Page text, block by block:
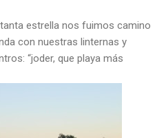
estrella nos fuimos camino
con nuestras linternas y
“joder, que playa más